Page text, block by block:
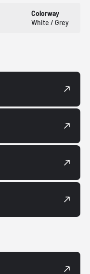
Colorway
White / Grey